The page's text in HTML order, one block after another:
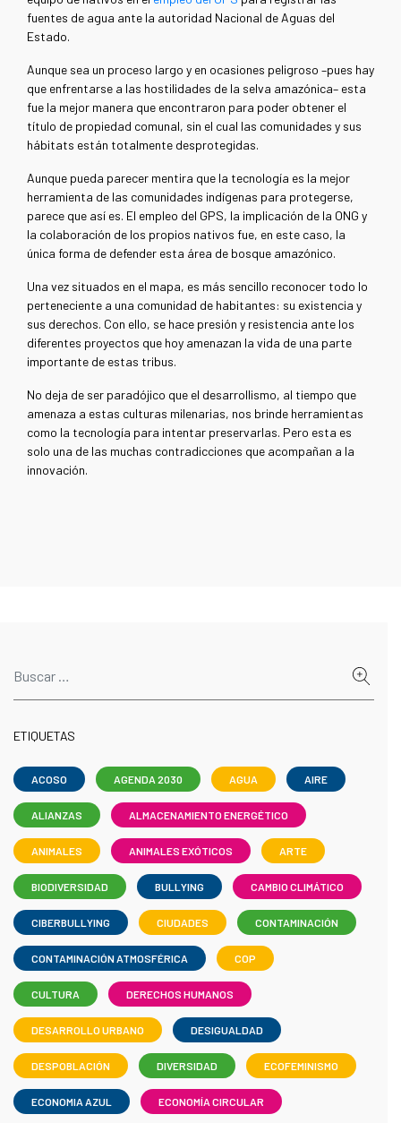
fuentes de agua ante la autoridad Nacional de Aguas del
Estado.
Aunque sea un proceso largo y en ocasiones peligroso –pues hay
que enfrentarse a las hostilidades de la selva amazónica– esta
fue la mejor manera que encontraron para poder obtener el
título de propiedad comunal, sin el cual las comunidades y sus
hábitats están totalmente desprotegidas.
Aunque pueda parecer mentira que la tecnología es la mejor
herramienta de las comunidades indígenas para protegerse,
parece que así es. El empleo del GPS, la implicación de la ONG y
la colaboración de los propios nativos fue, en este caso, la
única forma de defender esta área de bosque amazónico.
Una vez situados en el mapa, es más sencillo reconocer todo lo
perteneciente a una comunidad de habitantes: su existencia y
sus derechos. Con ello, se hace presión y resistencia ante los
diferentes proyectos que hoy amenazan la vida de una parte
importante de estas tribus.
No deja de ser paradójico que el desarrollismo, al tiempo que
amenaza a estas culturas milenarias, nos brinde herramientas
como la tecnología para intentar preservarlas. Pero esta es
solo una de las muchas contradicciones que acompañan a la
innovación.
ETIQUETAS
ACOSO AGENDA 2030 AGUA AIRE
ALIANZAS ALMACENAMIENTO ENERGÉTICO
ANIMALES ANIMALES EXÓTICOS ARTE
BIODIVERSIDAD BULLYING CAMBIO CLIMÁTICO
CIBERBULLYING CIUDADES CONTAMINACIÓN
CONTAMINACIÓN ATMOSFÉRICA COP
CULTURA DERECHOS HUMANOS
DESARROLLO URBANO DESIGUALDAD
DESPOBLACIÓN DIVERSIDAD ECOFEMINISMO
ECONOMIA AZUL ECONOMÍA CIRCULAR